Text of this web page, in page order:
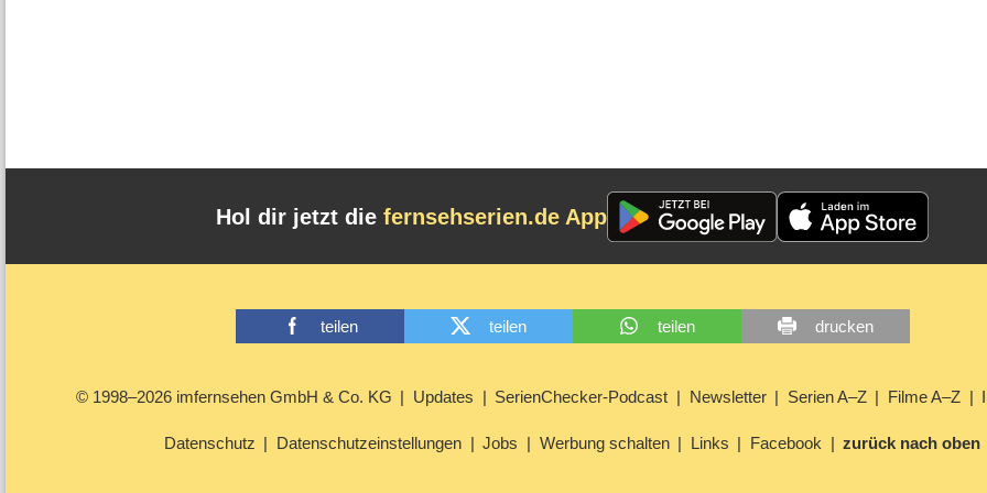
Hol dir jetzt die fernsehserien.de App
teilen teilen teilen drucken
© 1998–2026 imfernsehen GmbH & Co. KG Updates SerienChecker-Podcast Newsletter Serien A–Z Filme A–Z
Datenschutz Datenschutzeinstellungen Jobs Werbung schalten Links Facebook zurück nach oben